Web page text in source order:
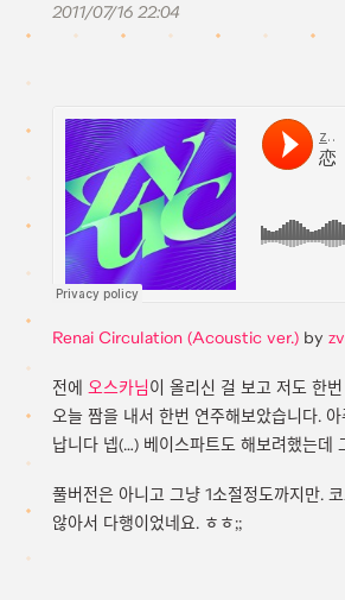
2011/07/16 22:04
Renai Circulation (Acoustic ver.) by
전에 오스카님이 올리신 걸 보고 저도 한
오늘 짬을 내서 한번 연주해보았습니다.
납니다 넵(…) 베이스파트도 해보려했는데
풀버전은 아니고 그냥 1소절정도까지만.
않아서 다행이었네요. ㅎㅎ;;